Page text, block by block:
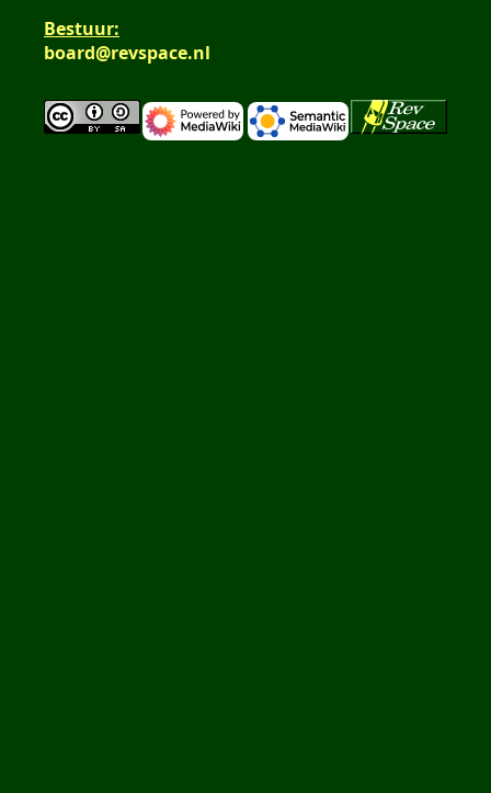
Bestuur:
board@revspace.nl